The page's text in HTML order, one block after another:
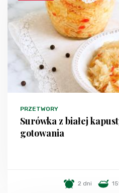
PRZETWORY
Surówka z białej
gotowania
2 dni